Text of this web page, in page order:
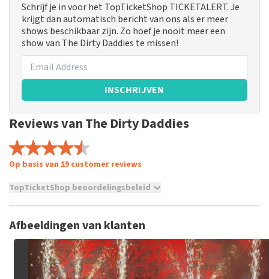
Schrijf je in voor het TopTicketShop TICKETALERT. Je
krijgt dan automatisch bericht van ons als er meer
shows beschikbaar zijn. Zo hoef je nooit meer een
show van The Dirty Daddies te missen!
INSCHRIJVEN
Reviews van The Dirty Daddies
Op basis van 19 customer reviews
TopTicketShop beoordelingsbeleid
niet mogelijk om een review achter te laten als je geen
tickets hebt aangeschaft bij TopTicketShop. Reviews met
grof taalgebruik en/of onwaarheden worden niet geplaatst.
Het kan enkele weken duren voordat een review wordt
geplaatst.
Afbeeldingen van klanten